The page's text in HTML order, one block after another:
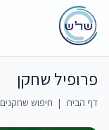
פרופיל שחקן
דף הבית | חיפוש שחקנים